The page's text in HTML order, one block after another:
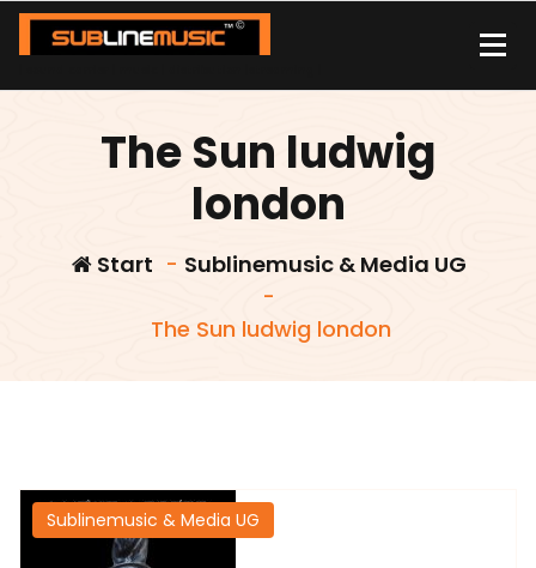
Zum
Inhalt
The Sun ludwig
london
Start - Sublinemusic & Media UG
-
The Sun ludwig london
Sublinemusic & Media UG